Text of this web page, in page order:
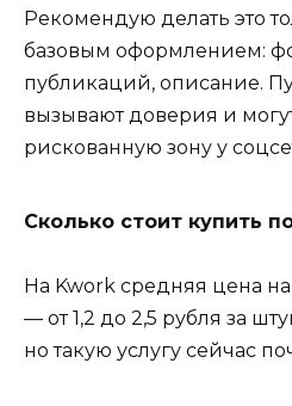
Рекомендую делать это
базовым оформлением:
публикаций, описание.
вызывают доверия и
рискованную зону у
Сколько стоит купить
На Kwork средняя цена
— от 1,2 до 2,5 рубля за
но такую услугу сейчас